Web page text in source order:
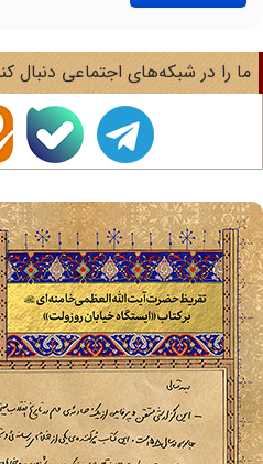
را در شبکه‌های اجتماعی دنبال کنید